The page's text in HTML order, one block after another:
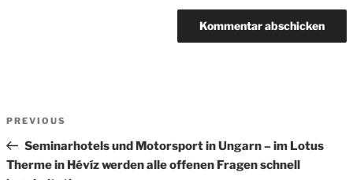
Previous
Post
PREVIOUS
Seminarhotels und Motorsport in Ungarn – im Lotus
Therme in Hévíz werden alle offenen Fragen schnell